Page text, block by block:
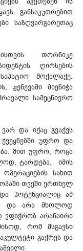
განსაკუთრებით
საზღვარგარეთაც
თორნიკე
ღირსების
მოქალაქე.
მიენიჭა
სამეცნიერო
და იქაც გვაქვს
უფრო და
მით უფრო, როცა
ტარდება. იმის
სახით
თვეში ერთხელ
პოტენციალიც ამ
და არა მხოლოდ
ვფიქრობ არანაირი
რომ მსგავსი
გაქრეს და